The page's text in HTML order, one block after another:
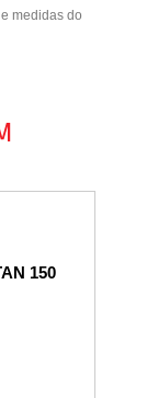
medidas do
150